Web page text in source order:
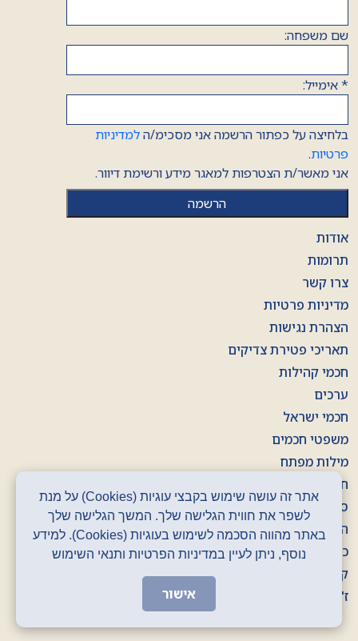
שם משפחה:
*אימייל:
בלחיצה על כפתור הרשמה אני מסכימ/הלמדיניות
פרטיות.
אני מאשר/ת הצטרפות למאגר מידע ורשימת דיוור.
אודות
תרומות
צרו קשר
מדיניות פרטיות
הצהרת נגישות
תאריכי פטירת צדיקים
חכמי קהילות
ערכים
חכמי ישראל
משפטי חכמים
מילות מפתח
חוברות
סרטונים
הסכתים
כרזות
קלפים
ז' באדר
אתר זה עושה שימוש בקבצי עוגיות (Cookies) על מנת
לשפר את חווית הגלישה שלך. המשך הגלישה שלך
באתר מהווה הסכמה לשימוש בעוגיות (Cookies). למידע
נוסף, ניתן לעיין במדיניות הפרטיות ותנאי השימוש
אישור